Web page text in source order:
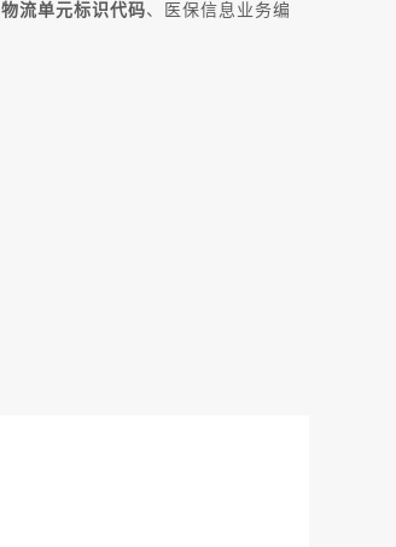
物流单元标识代码、医保信息业务编